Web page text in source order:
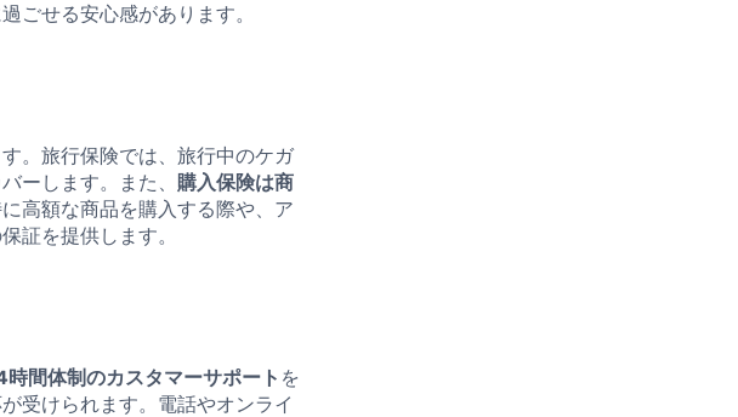
ごせる安心感があります。
。旅行保険では、旅行中のケガ
ーします。また、 購入保険は商
高額な商品を購入する際や、ア
証を提供します。
時間体制のカスタマーサポート を
受けられます。電話やオンライ